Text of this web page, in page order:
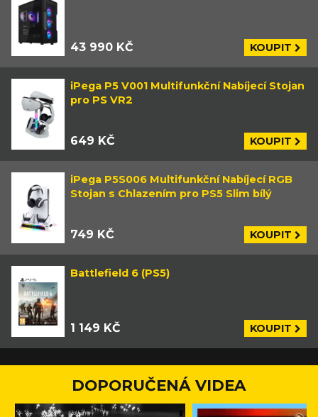
43 990 KČ KOUPIT
iPega P5 V001 Multifunkční Nabíjecí Stojan
pro PS VR2
649 KČ KOUPIT
iPega P5S006 Multifunkční Nabíjecí RGB
Stojan s Chlazením pro PS5 Slim bílý
749 KČ KOUPIT
Battlefield 6 (PS5)
1 149 KČ KOUPIT
DOPORUČENÁ VIDEA